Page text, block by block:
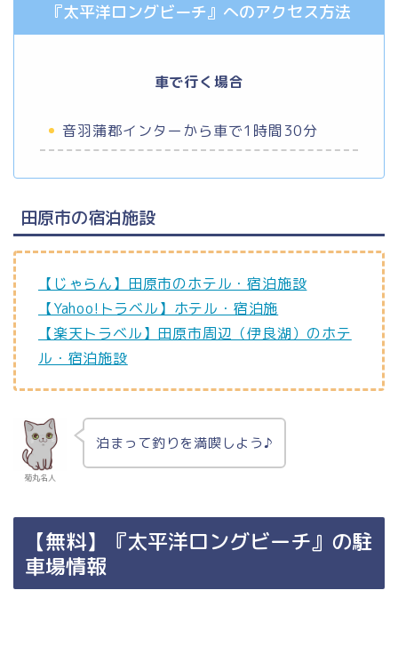
『太平洋ロングビーチ』へのアクセス方法
車で行く場合
音羽蒲郡インターから車で1時間30分
田原市の宿泊施設
【じゃらん】田原市のホテル・宿泊施設
【Yahoo!トラベル】ホテル・宿泊施
【楽天トラベル】田原市周辺（伊良湖）のホテ
ル・宿泊施設
菊丸名人
泊まって釣りを満喫しよう♪
【無料】『太平洋ロングビーチ』の駐
車場情報